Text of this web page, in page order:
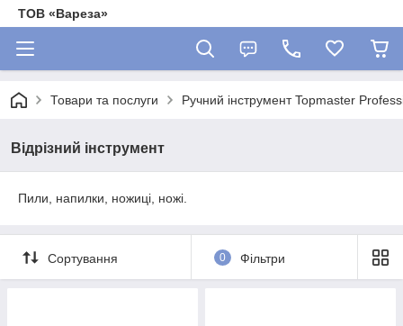
ТОВ «Вареза»
Товари та послуги Ручний інструмент Topmaster
Відрізний інструмент
Пили, напилки, ножиці, ножі.
Сортування 0 Фільтри